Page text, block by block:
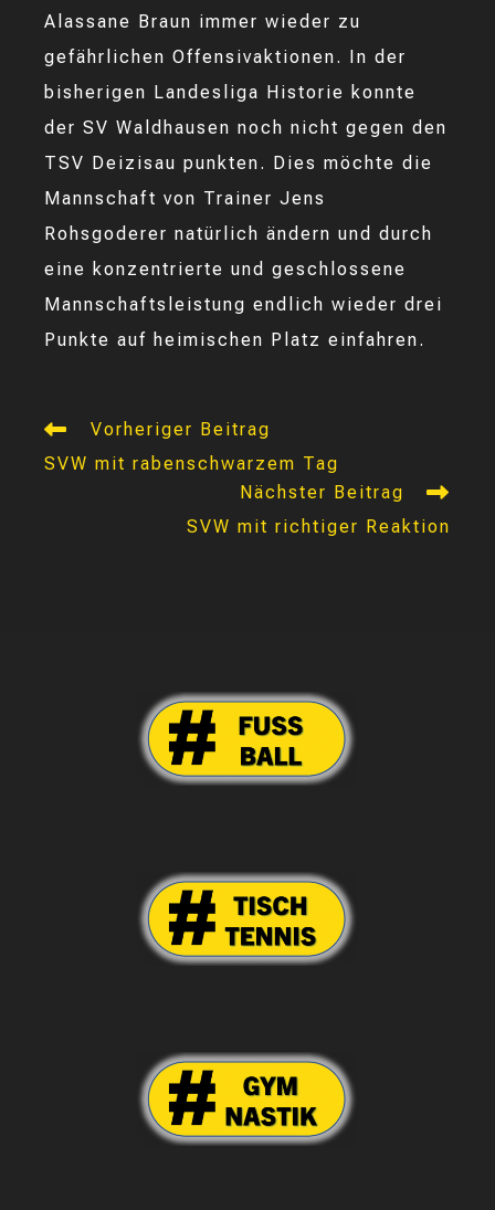
Alassane Braun immer wieder zu
gefährlichen Offensivaktionen. In der
bisherigen Landesliga Historie konnte
der SV Waldhausen noch nicht gegen den
TSV Deizisau punkten. Dies möchte die
Mannschaft von Trainer Jens
Rohsgoderer natürlich ändern und durch
eine konzentrierte und geschlossene
Mannschaftsleistung endlich wieder drei
Punkte auf heimischen Platz einfahren.
Weitere
ansehen
Vorheriger Beitrag
SVW mit rabenschwarzem Tag
Nächster Beitrag
SVW mit richtiger Reaktion